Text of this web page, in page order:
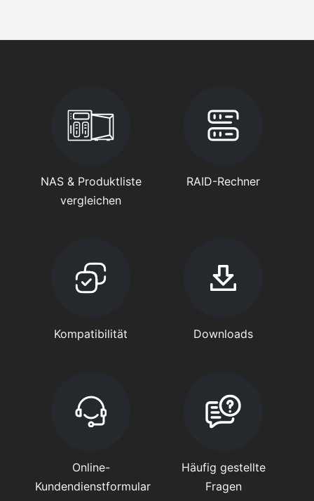
NAS & Produktliste
vergleichen
RAID-Rechner
Kompatibilität Downloads
Online-
Kundendienstformular
Häufig gestellte
Fragen